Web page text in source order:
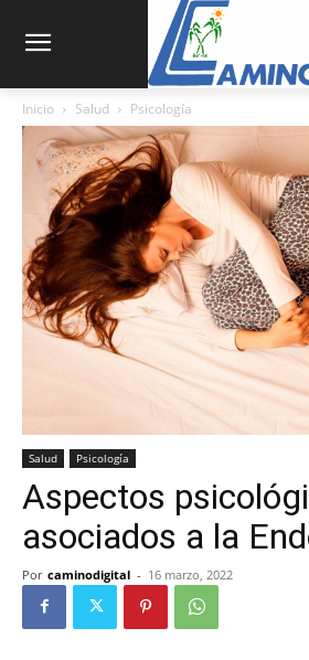
Inicio Salud Psicología
Salud Psicología
Aspectos
asociados a la
Por caminodigital - 16 marzo, 2022